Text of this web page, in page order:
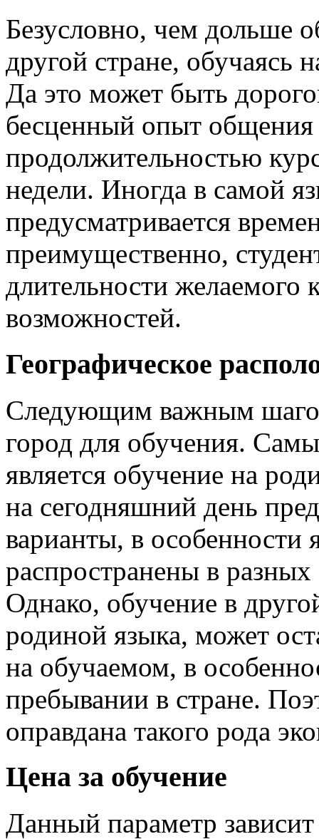
Безусловно, чем дольше
другой стране, обучаясь
Да это может быть
бесценный опыт
продолжительностью
недели. Иногда в самой
предусматривается
преимущественно,
длительности желаемого
возможностей.
Географическое
Следующим важным
город для обучения.
является обучение на
на сегодняшний день
варианты, в особенности
распространены в
Однако, обучение в
родиной языка, может
на обучаемом, в
пребывании в стране.
оправдана такого рода
Цена за обучение
Данный параметр